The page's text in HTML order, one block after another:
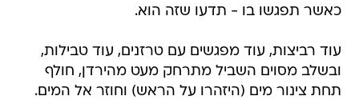
כאשר תפגשו בו - תדעו שזה הוא.
עוד רביצות, עוד מפגשים עם טרזנים, עוד טבילות,
ובשלב מסוים השביל מתרחק מעט מהירדן, חולף
תחת צינור מים (היזהרו על הראש) וחוזר אל המים.